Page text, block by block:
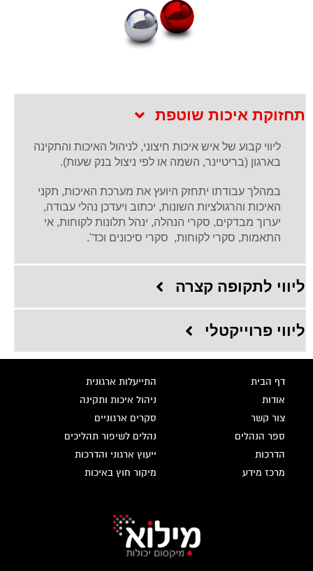
תחזוקת איכות שוטפת
ליווי קבוע של איש איכות חיצוני, לניהול האיכות והתקינה
בארגון (בריטיינר, השמה או לפי ניצול בנק שעות).
במהלך עבודתו יתחזק היועץ את מערכת האיכות, תקני
האיכות והרגולציות השונות, יכתוב ויעדכן נהלי עבודה,
יערוך מבדקים, סקרי הנהלה, ינהל תלונות לקוחות, אי
התאמות, סקרי לקוחות, סקרי סיכונים וכד'.
ליווי לתקופה קצרה
ליווי פרוייקטלי
דף הבית
אודות
צור קשר
ספר הנהלים
הדרכות
מרכז מידע
התייעלות ארגונית
ניהול איכות ותקינה
סקרים ארגוניים
נהלים לשיפור תהליכים
ייעוץ ארגוני והדרכות
מיקור חוץ באיכות